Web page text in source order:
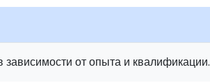
от опыта и квалификации.